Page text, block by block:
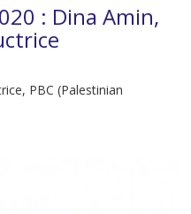
: Dina Amin,
PBC (Palestinian